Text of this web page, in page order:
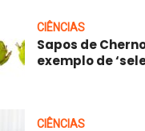
CIÊNCIAS
Sapos de
exemplo de
CIÊNCIAS